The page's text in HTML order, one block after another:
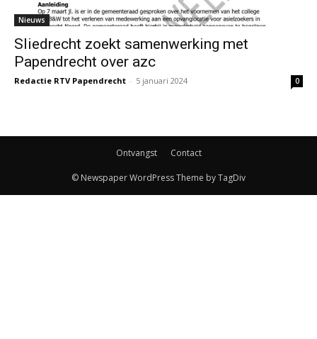
Nieuws
Sliedrecht zoekt samenwerking met
Papendrecht over azc
Redactie RTV Papendrecht - 5 januari 2024 0
Ontvangst Contact
© Newspaper WordPress Theme by TagDiv